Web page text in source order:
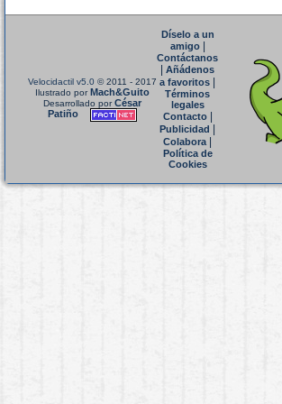
Velocidactil v5.0 © 2011 - 2017
Ilustrado porMach&Guito
Desarrollado porCésar
Patiño
Díselo a un
amigo|
Contáctanos
Añádenos
a favoritos
Términos
legales
Contacto|
Publicidad
Colabora|
Política de
Cookies